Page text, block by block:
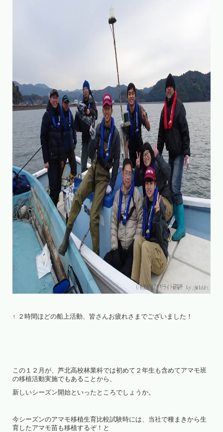
↑ ２時間ほどの船上活動、皆さんお疲れさまでございました！
この１２月が、芦北高校林業科では初めて２年生も含めてアマモ班
の移植活動実施でもあることから、
新しいシーズン開始といったところでしょうか。
今シーズンのアマモ移植生育比較試験時には、当社で種まきから生
育したアマモ苗も移植するぞ！と